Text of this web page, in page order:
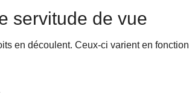
servitude de vue
en découlent. Ceux-ci varient en fonction